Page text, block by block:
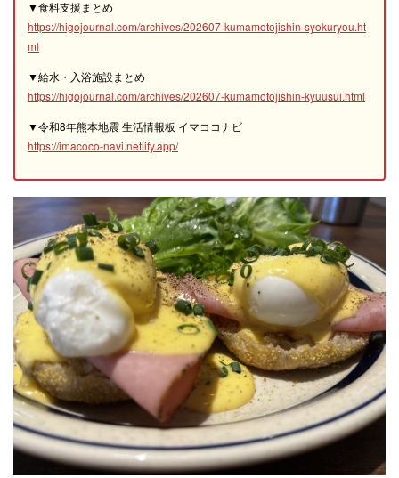
▼食料支援まとめ
https://higojournal.com/archives/202607-kumamotojishin-syokuryou.ht
ml
▼給水・入浴施設まとめ
https://higojournal.com/archives/202607-kumamotojishin-kyuusui.html
▼令和8年熊本地震 生活情報板 イマココナビ
https://imacoco-navi.netlify.app/